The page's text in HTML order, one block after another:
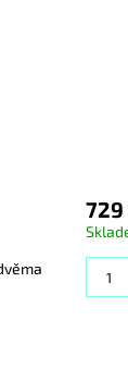
729